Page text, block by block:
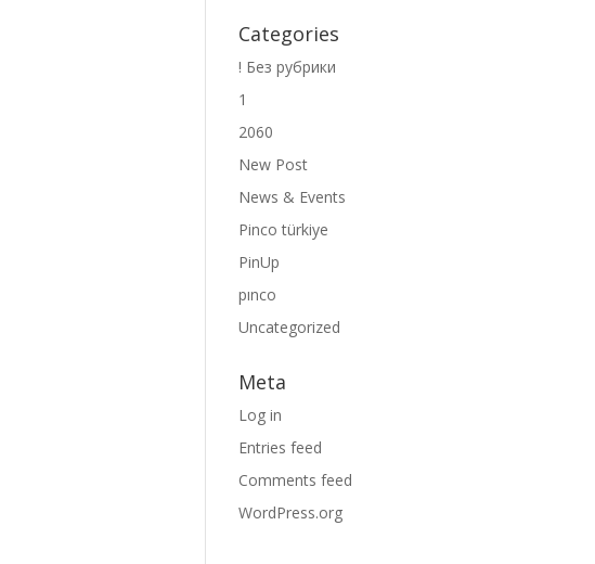
Categories
! Без рубрики
1
2060
New Post
News & Events
Pinco türkiye
PinUp
pınco
Uncategorized
Meta
Log in
Entries feed
Comments feed
WordPress.org